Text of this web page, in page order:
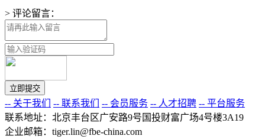
> 评论留言：
-- 关于我们 -- 联系我们 -- 会员服务 -- 人才招聘 -- 平台服务
联系地址：北京丰台区广安路9号国投财富广场4号楼3A19
企业邮箱：tiger.lin@fbe-china.com